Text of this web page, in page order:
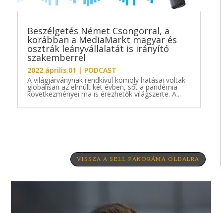
Beszélgetés Német Csongorral, a
korábban a MediaMarkt magyar és
osztrák leányvállalatát is irányító
szakemberrel
2022.április.01 | PODCAST
A világjárványnak rendkívül komoly hatásai voltak
globálisan az elmúlt két évben, sőt a pandémia
következményei ma is érezhetők világszerte. A...
VISSZA A SELL PANORÁMA OLDALRA